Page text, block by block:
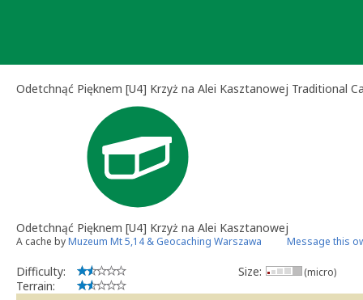
Odetchnąć Pięknem [U4] Krzyż na Alei Kasztanowej Traditional
Odetchnąć Pięknem [U4] Krzyż na Alei Kasztanowej
A cache byMuzeum Mt 5,14 & Geocaching Warszawa Message this
Difficulty:
Terrain:
Size: (micro)